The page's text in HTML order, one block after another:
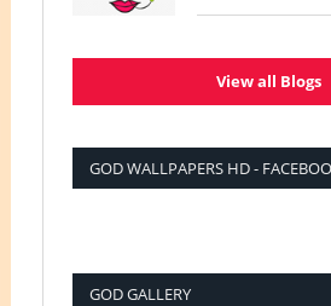
View all Blogs
GOD WALLPAPERS HD -
GOD GALLERY